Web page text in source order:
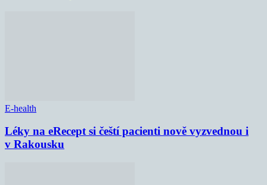
E-health
Léky na eRecept si čeští pacienti nově vyzvednou i
v Rakousku